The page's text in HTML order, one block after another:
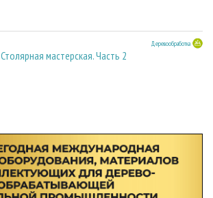
Деревообработка
Столярная мастерская. Часть 2